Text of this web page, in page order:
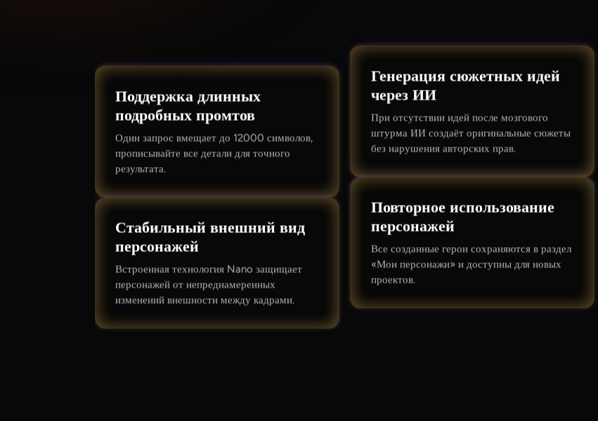
Поддержка длинных
подробных промтов
Один запрос вмещает до 12000 символов,
прописывайте все детали для точного
результата.
Стабильный внешний вид
персонажей
Встроенная технология Nano защищает
персонажей от непреднамеренных
изменений внешности между кадрами.
Генерация сюжетных идей
через ИИ
При отсутствии идей после мозгового
штурма ИИ создаёт оригинальные сюжеты
без нарушения авторских прав.
Повторное использование
персонажей
Все созданные герои сохраняются в раздел
«Мои персонажи» и доступны для новых
проектов.